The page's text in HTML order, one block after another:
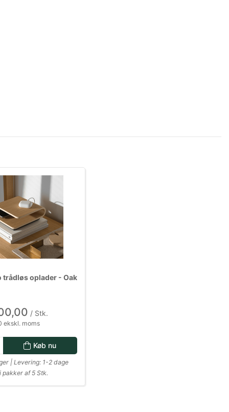
trådløs oplader - Oak
/ Stk.
ekskl. moms
Køb nu
| Levering: 1-2 dage
pakker af 5 Stk.